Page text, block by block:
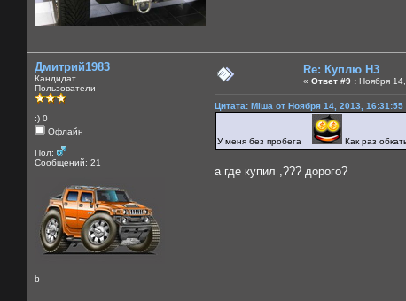
Дмитрий1983
Кандидат
Пользователи
:) 0
Офлайн
Пол:
Сообщений: 21
b
Re: Куплю H3
« Ответ #9 : Ноября
Цитата: Міша от Ноября 14, 2013, 16:31:55
У меня без пробега Как раз
а где купил ,??? дорого?